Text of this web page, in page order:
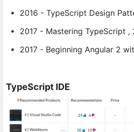
2016 - TypeScript Design
2017 - Mastering TypeScript ,
2017 - Beginning Angular 2
TypeScript IDE